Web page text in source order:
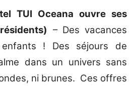
TUI Oceana ouvre ses
– Des vacances
! Des séjours de
dans un univers sans
ni brunes. Ces offres